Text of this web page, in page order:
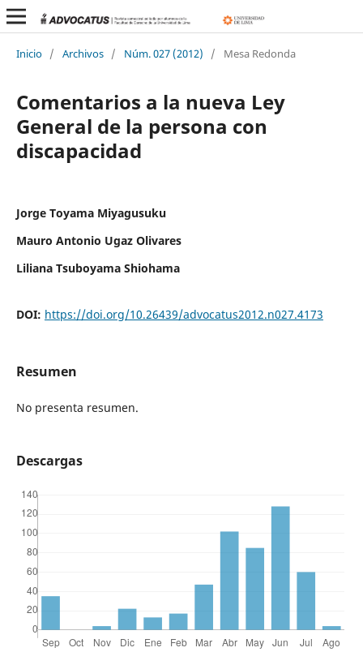
Inicio / Archivos / Núm. 027 (2012) / Mesa Redonda
Comentarios a la nueva Ley
General de la persona con
discapacidad
Jorge Toyama Miyagusuku
Mauro Antonio Ugaz Olivares
Liliana Tsuboyama Shiohama
DOI: https://doi.org/10.26439/advocatus2012.n027.4173
Resumen
No presenta resumen.
Descargas